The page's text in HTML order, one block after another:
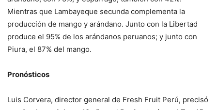
Mientras que Lambayeque secunda complementa la
producción de mango y arándano. Junto con la Libertad
produce el 95% de los arándanos peruanos; y junto con
Piura, el 87% del mango.
Pronósticos
Luis Corvera, director general de Fresh Fruit Perú, precisó